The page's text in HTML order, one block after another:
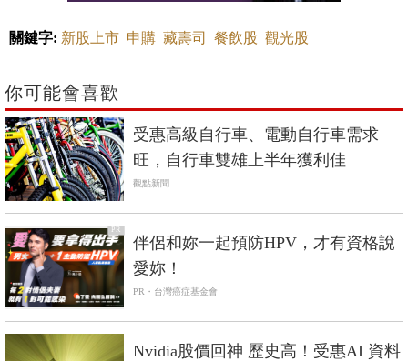
關鍵字: 新股上市 申購 藏壽司 餐飲股 觀光股
你可能會喜歡
受惠高級自行車、電動自行車需求
旺，自行車雙雄上半年獲利佳
觀點新聞
PR
伴侶和妳一起預防HPV，才有資格說
愛妳！
PR・台灣癌症基金會
Nvidia股價回神 歷史高！受惠AI 資料